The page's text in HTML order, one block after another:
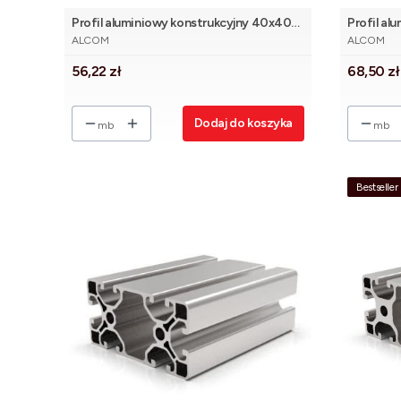
Profil aluminiowy konstrukcyjny 40x40
Eco [8]
PRODUCENT
ALCOM
Cena
56,22 zł
mb Dodaj do koszyka
Profil
lekki [8]
ALCOM
Cena
68,50 zł
mb
Bestseller